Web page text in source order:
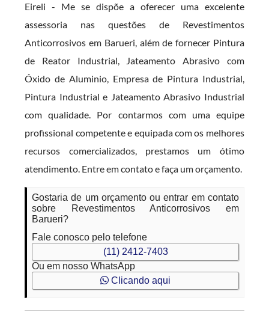
Eireli - Me se dispõe a oferecer uma excelente
assessoria nas questões de Revestimentos
Anticorrosivos em Barueri, além de fornecer Pintura
de Reator Industrial, Jateamento Abrasivo com
Óxido de Aluminio, Empresa de Pintura Industrial,
Pintura Industrial e Jateamento Abrasivo Industrial
com qualidade. Por contarmos com uma equipe
profissional competente e equipada com os melhores
recursos comercializados, prestamos um ótimo
atendimento. Entre em contato e faça um orçamento.
Gostaria de um orçamento ou entrar em contato
sobre Revestimentos Anticorrosivos em
Barueri?
Fale conosco pelo telefone
(11) 2412-7403
Ou em nosso WhatsApp
Clicando aqui